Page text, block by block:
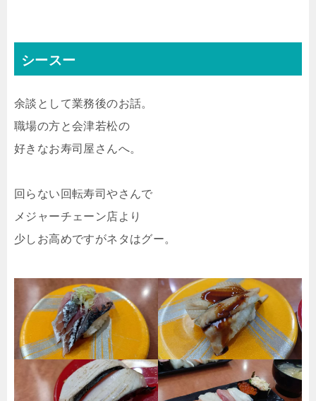
シースー
余談として業務後のお話。
職場の方と会津若松の
好きなお寿司屋さんへ。
回らない回転寿司やさんで
メジャーチェーン店より
少しお高めですがネタはグー。